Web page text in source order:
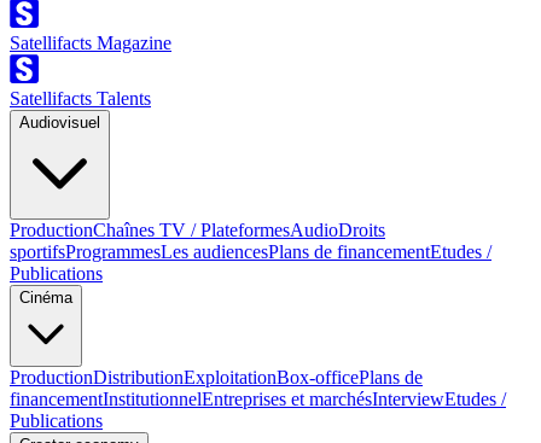
Satellifacts Magazine
Satellifacts Talents
Audiovisuel
ProductionChaînes TV / PlateformesAudioDroits
sportifsProgrammesLes audiencesPlans de financementEtudes /
Publications
Cinéma
ProductionDistributionExploitationBox-officePlans de
financementInstitutionnelEntreprises et marchésInterviewEtudes /
Publications